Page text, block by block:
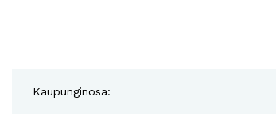
Kaupunginosa: